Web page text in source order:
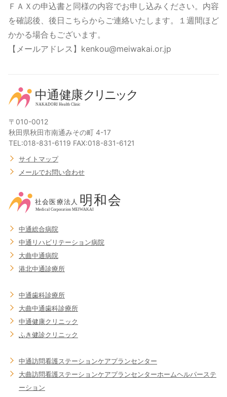
ＦＡＸの申込書と同様の内容でお申し込みください。内容
を確認後、後日こちらからご連絡いたします。１週間ほど
かかる場合もございます。
【メールアドレス】kenkou@meiwakai.or.jp
〒010-0012
秋田県秋田市南通みその町 4-17
TEL:018-831-6119 FAX:018-831-6121
サイトマップ
メールでお問い合わせ
中通総合病院
中通リハビリテーション病院
大曲中通病院
港北中通診療所
中通歯科診療所
大曲中通歯科診療所
中通健康クリニック
ふき健診クリニック
中通訪問看護ステーションケアプランセンター
大曲訪問看護ステーションケアプランセンターホームヘルパーステ
ーション